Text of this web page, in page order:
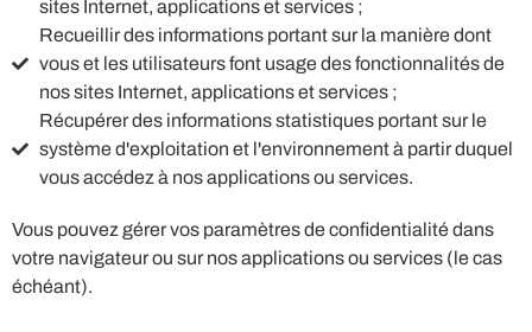
sites Internet, applications et services ;
Recueillir des informations portant sur la manière dont
vous et les utilisateurs font usage des fonctionnalités de
nos sites Internet, applications et services ;
Récupérer des informations statistiques portant sur le
système d'exploitation et l'environnement à partir duquel
vous accédez à nos applications ou services.
Vous pouvez gérer vos paramètres de confidentialité dans
votre navigateur ou sur nos applications ou services (le cas
échéant).